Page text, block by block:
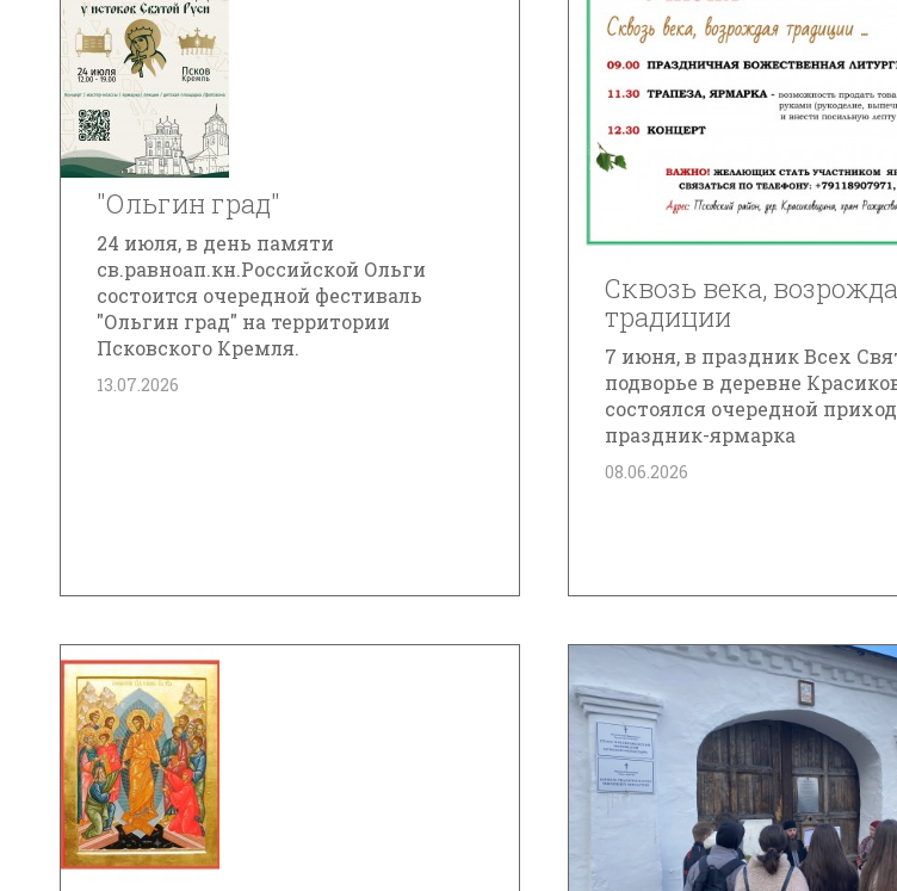
"Ольгин град"
24 июля, в день памяти
св.равноап.кн.Российской Ольги
состоится очередной фестиваль
"Ольгин град" на территории
Псковского Кремля.
13.07.2026
Сквозь века,
традиции
7 июня, в праздник Всех
подворье в деревне
состоялся очередной
праздник-ярмарка
08.06.2026